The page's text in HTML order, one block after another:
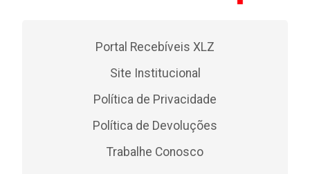
Portal Recebíveis XLZ
Site Institucional
Política de Privacidade
Política de Devoluções
Trabalhe Conosco